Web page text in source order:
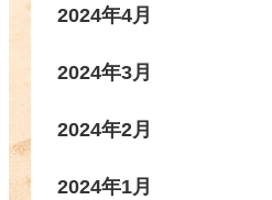
2024年4月
2024年3月
2024年2月
2024年1月